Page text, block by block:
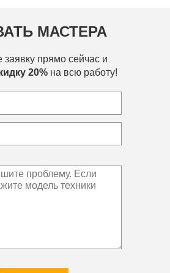
МАСТЕРА
заявку прямо сейчас и
20% на всю работу!